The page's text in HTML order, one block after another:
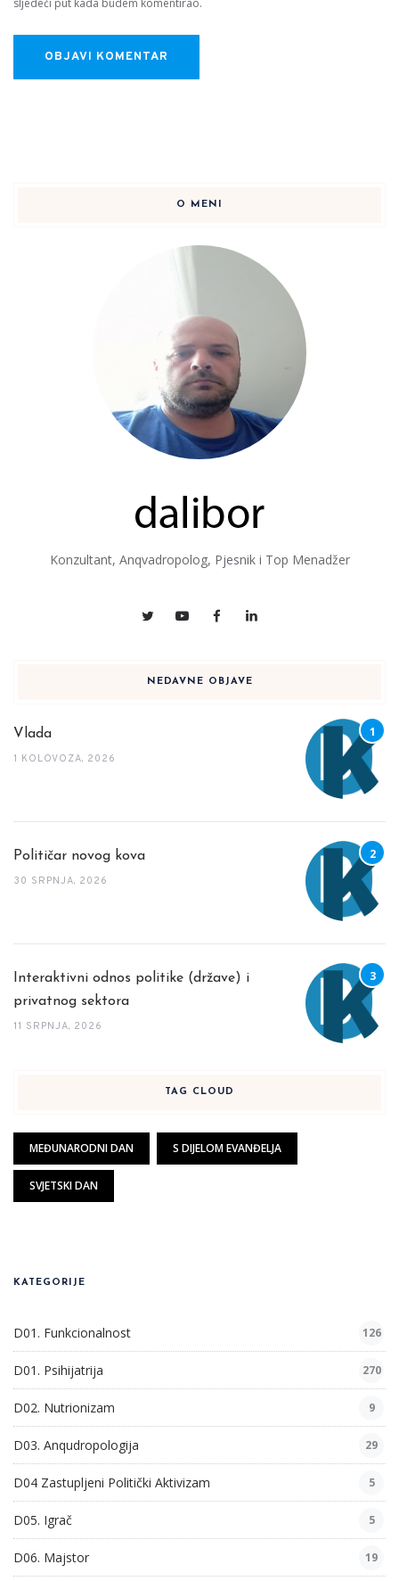
sljedeći put kada budem komentirao.
O MENI
Konzultant, Anqvadropolog, Pjesnik i Top Menadžer
NEDAVNE OBJAVE
Vlada
1 KOLOVOZA, 2026
Političar novog kova
30 SRPNJA, 2026
Interaktivni odnos politike (države) i
privatnog sektora
11 SRPNJA, 2026
TAG CLOUD
MEĐUNARODNI DAN S DIJELOM EVANĐELJA
SVJETSKI DAN
KATEGORIJE
D01. Funkcionalnost 126
D01. Psihijatrija 270
D02. Nutrionizam 9
D03. Anqudropologija 29
D04 Zastupljeni Politički Aktivizam 5
D05. Igrač 5
D06. Majstor 19